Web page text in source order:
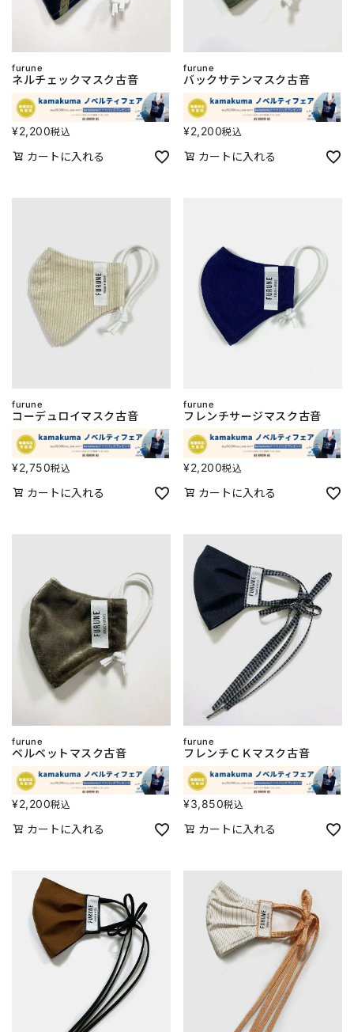
furune
ネルチェックマスク古音
¥2,200税込
カートに入れる
furune
バックサテンマスク古音
¥2,200税込
カートに入れる
furune
コーデュロイマスク古音
¥2,750税込
カートに入れる
furune
フレンチサージマスク古音
¥2,200税込
カートに入れる
furune
ベルベットマスク古音
¥2,200税込
カートに入れる
furune
フレンチＣＫマスク古音
¥3,850税込
カートに入れる